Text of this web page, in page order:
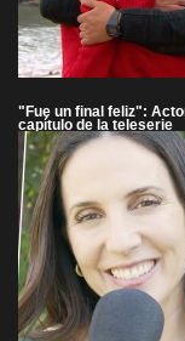
"Fue un final feliz":
capítulo de la teleserie